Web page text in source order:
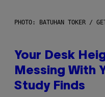
PHOTO: BATUHAN TOKER /
Your Desk
Messing With
Study Finds